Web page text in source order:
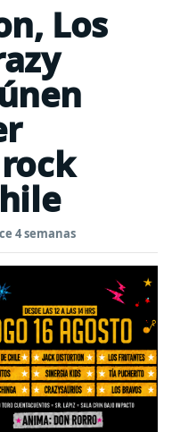
Los
4 semanas